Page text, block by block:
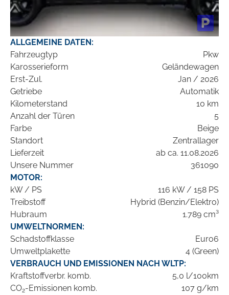
ALLGEMEINE DATEN:
Fahrzeugtyp
Pkw
Karosserieform
Geländewagen
Erst-Zul.
Jan / 2026
Getriebe
Automatik
Kilometerstand
10 km
Anzahl der Türen
5
Farbe
Beige
Standort
Zentrallager
Lieferzeit
ab ca. 11.08.2026
Unsere Nummer
361090
MOTOR:
kW / PS
116 kW / 158 PS
Treibstoff
Hybrid (Benzin/Elektro)
Hubraum
1.789 cm³
UMWELTNORMEN:
Schadstoffklasse
Euro6
Umweltplakette
4 (Green)
VERBRAUCH UND EMISSIONEN NACH WLTP:
Kraftstoffverbr. komb.
5,0 l/100km
CO2-Emissionen komb.
107 g/km